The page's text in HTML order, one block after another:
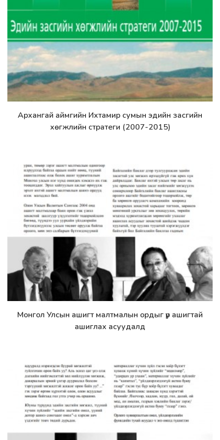
Дэлгэрэнгүй
Архангай аймгийн Ихтамир сумын эдийн засгийн
хөгжлийн стратеги (2007-2015)
Дэлгэрэнгүй
Монгол Улсын ашигт малтмалын ордыг үр ашигтай
ашиглах асуудалд